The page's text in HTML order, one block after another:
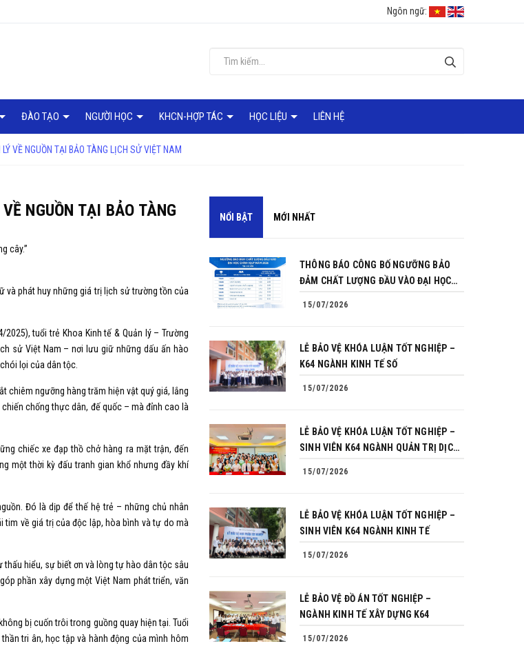
Ngôn ngữ:
ĐÀO TẠO NGƯỜI HỌC KHCN-HỢP TÁC HỌC LIỆU LIÊN HỆ
VỀ NGUỒN TẠI BẢO TÀNG LỊCH SỬ VIỆT NAM
NGUỒN TẠI BẢO TÀNG
cây.”
và phát huy những giá trị lịch sử trường tồn của
tuổi trẻ Khoa Kinh tế & Quản lý – Trường
sử Việt Nam – nơi lưu giữ những dấu ấn hào
lọi của dân tộc.
chiêm ngưỡng hàng trăm hiện vật quý giá, lắng
chống thực dân, đế quốc – mà đỉnh cao là
chiếc xe đạp thồ chở hàng ra mặt trận, đến
một thời kỳ đấu tranh gian khổ nhưng đầy khí
Đó là dịp để thế hệ trẻ – những chủ nhân
về giá trị của độc lập, hòa bình và tự do mà
thấu hiểu, sự biết ơn và lòng tự hào dân tộc sâu
phần xây dựng một Việt Nam phát triển, văn
bị cuốn trôi trong guồng quay hiện tại. Tuổi
tri ân, học tập và hành động của mình hôm
NỔI BẬT MỚI NHẤT
THÔNG BÁO CÔNG BỐ NGƯỠNG BẢO
ĐẢM CHẤT LƯỢNG ĐẦU VÀO ĐẠI HỌC
15/07/2026
LỄ BẢO VỆ KHÓA LUẬN TỐT NGHIỆP –
K64 NGÀNH KINH TẾ SỐ
15/07/2026
LỄ BẢO VỆ KHÓA LUẬN TỐT NGHIỆP –
SINH VIÊN K64 NGÀNH QUẢN TRỊ DỊCH
15/07/2026
LỄ BẢO VỆ KHÓA LUẬN TỐT NGHIỆP –
SINH VIÊN K64 NGÀNH KINH TẾ
15/07/2026
LỄ BẢO VỆ ĐỒ ÁN TỐT NGHIỆP –
NGÀNH KINH TẾ XÂY DỰNG K64
15/07/2026